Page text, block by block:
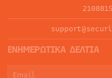
ΕΝΗΜΕΡΩΤΙΚΑ ΔΕΛΤΙΑ